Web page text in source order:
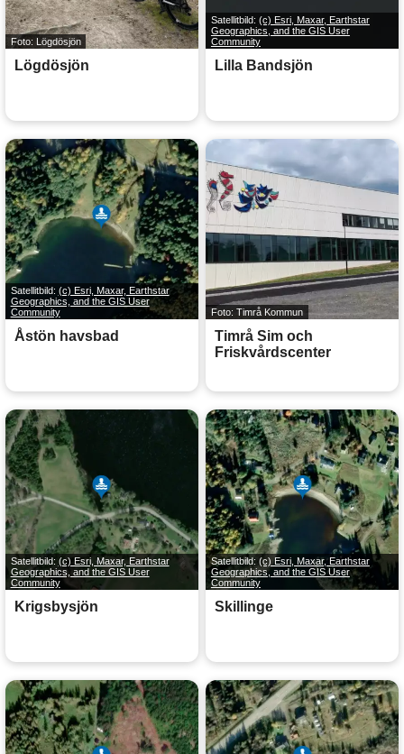
Foto: Lögdösjön
Lögdösjön
Satellitbild: (c) Esri, Maxar, Earthstar
Geographics, and the GIS User
Community
Lilla Bandsjön
Satellitbild: (c) Esri, Maxar, Earthstar
Geographics, and the GIS User
Community
Åstön havsbad
Foto: Timrå Kommun
Timrå Sim och
Friskvårdscenter
Satellitbild: (c) Esri, Maxar, Earthstar
Geographics, and the GIS User
Community
Krigsbysjön
Satellitbild: (c) Esri, Maxar, Earthstar
Geographics, and the GIS User
Community
Skillinge